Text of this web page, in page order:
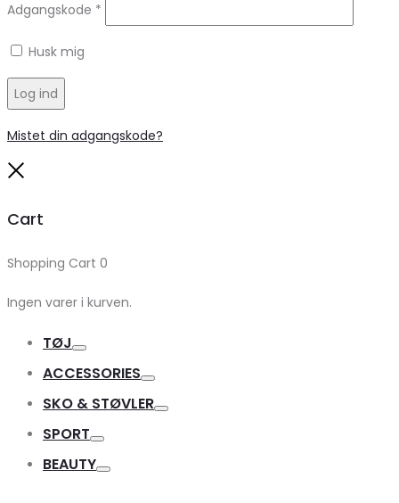
Adgangskode *
Husk mig
Log ind
Mistet din adgangskode?
Cart
Shopping Cart 0
Ingen varer i kurven.
TØJ
ACCESSORIES
SKO & STØVLER
SPORT
BEAUTY